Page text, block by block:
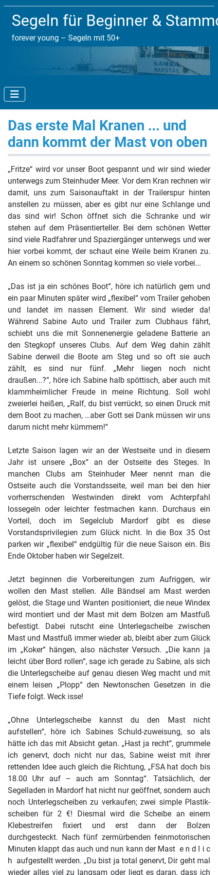
Segeln für Beginner &
forever young – Segeln mit 50+
Das erste Mal Kranen ... und
dann kommt der Mast von oben
„Fritze“ wird vor unser Boot gespannt und wir sind wieder
unterwegs zum Steinhuder Meer. Vor dem Kran rechnen wir
damit, uns zum Saisonauftakt in der Trailerspur hinten
anstellen zu müssen, aber es gibt nur eine Schlange und
das sind wir! Schon öffnet sich die Schranke und wir
stehen auf dem Präsentierteller. Bei dem schönen Wetter
sind viele Radfahrer und Spaziergänger unterwegs und wer
hier vorbei kommt, der schaut eine Weile beim Kranen zu.
An einem so schönen Sonntag kommen so viele vorbei...
„Das ist ja ein schönes Boot“, höre ich natürlich gern und
ein paar Minuten später wird „flexibel“ vom Trailer gehoben
und landet im nassen Element. Wir sind wieder da!
Während Sabine Auto und Trailer zum Clubhaus fährt,
schiebt uns die mit Sonnenenergie geladene Batterie an
den Stegkopf unseres Clubs. Auf dem Weg dahin zählt
Sabine derweil die Boote am Steg und so oft sie auch
zählt, es sind nur fünf. „Mehr liegen noch nicht
draußen...?“, höre ich Sabine halb spöttisch, aber auch mit
klammheimlicher Freude in meine Richtung. Soll wohl
zweierlei heißen, „Ralf, du bist verrückt, so einen Druck mit
dem Boot zu machen, …aber Gott sei Dank müssen wir uns
darum nicht mehr kümmern!“
Letzte Saison lagen wir an der Westseite und in diesem
Jahr ist unsere „Box“ an der Ostseite des Steges. In
manchen Clubs am Steinhuder Meer nennt man die
Ostseite auch die Vorstandsseite, weil man bei den hier
vorherrschenden Westwinden direkt vom Achterpfahl
lossegeln oder leichter festmachen kann. Durchaus ein
Vorteil, doch im Segelclub Mardorf gibt es diese
Vorstandsprivilegien zum Glück nicht. In die Box 35 Ost
parken wir „flexibel“ endgültig für die neue Saison ein. Bis
Ende Oktober haben wir Segelzeit.
Jetzt beginnen die Vorbereitungen zum Aufriggen, wir
wollen den Mast stellen. Alle Bändsel am Mast werden
gelöst, die Stage und Wanten positioniert, die neue Windex
wird montiert und der Mast mit dem Bolzen am Mastfuß
befestigt. Dabei rutscht eine Unterlegscheibe zwischen
Mast und Mastfuß immer wieder ab, bleibt aber zum Glück
im „Koker“ hängen, also nächster Versuch. „Die kann ja
leicht über Bord rollen“, sage ich gerade zu Sabine, als sich
die Unterlegscheibe auf genau diesen Weg macht und mit
einem leisen „Plopp“ den Newtonschen Gesetzen in die
Tiefe folgt. Weck isse!
„Ohne Unterlegscheibe kannst du den Mast nicht
aufstellen“, höre ich Sabines Schuld-zuweisung, so als
hätte ich das mit Absicht getan. „Hast ja recht“, grummele
ich genervt, doch nicht nur das, Sabine weist mit ihrer
rettenden Idee auch gleich die Richtung, „FSA hat doch bis
18.00 Uhr auf – auch am Sonntag“. Tatsächlich, der
Segelladen in Mardorf hat nicht nur geöffnet, sondern auch
noch Unterlegscheiben zu verkaufen; zwei simple Plastik-
scheiben für 2 €! Diesmal wird die Scheibe an einem
Klebestreifen fixiert und erst dann der Bolzen
durchgesteckt. Nach fünf zermürbenden feinmotorischen
Minuten klappt das auch und nun kann der Mast e n d l i c
h aufgestellt werden. „Du bist ja total genervt, Dir geht mal
wieder alles viel zu langsam oder liegt es daran, dass ich